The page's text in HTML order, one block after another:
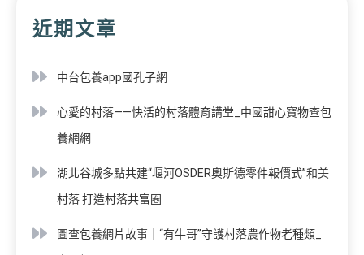
近期文章
中台包養app國孔子網
心愛的村落——快活的村落體育講堂_中國甜心寶物查包
養網網
湖北谷城多點共建“堰河OSDER奧斯德零件報價式”和美
村落 打造村落共富圈
圖查包養網片故事｜“有牛哥”守護村落農作物老種類_